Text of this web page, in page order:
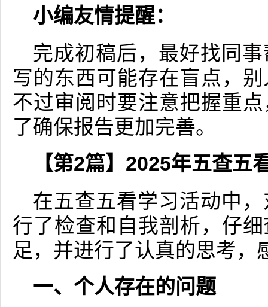
小编友情提醒：
完成初稿后，最好找同
写的东西可能存在盲点，
不过审阅时要注意把握重
了确保报告更加完善。
【第2篇】2025年五查五
在五查五看学习活动中
行了检查和自我剖析，仔
足，并进行了认真的思考，
一、个人存在的问题